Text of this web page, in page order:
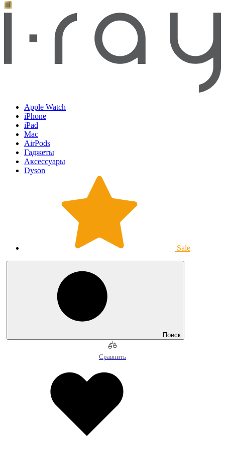
Apple Watch
iPhone
iPad
Mac
AirPods
Гаджеты
Аксессуары
Dyson
Sale
Поиск
Сравнить